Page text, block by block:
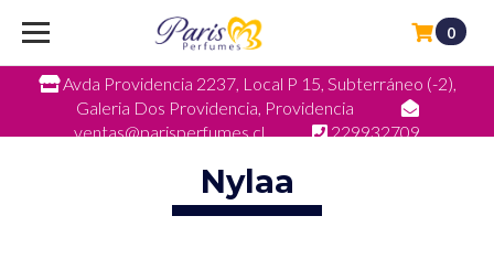
Avda Providencia 2237, Local P 15, Subterráneo (-2),
Galeria Dos Providencia, Providencia
ventas@parisperfumes.cl
229932709
0
Nylaa